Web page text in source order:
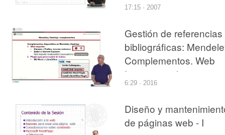
17:15 · 2007
Gestión de referencias
bibliográficas:
Complementos. Web
Importer y plug-in para
citar
6:29 · 2016
Diseño y
de páginas web - I